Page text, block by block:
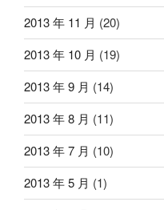
2013 年 11 月 (20)
2013 年 10 月 (19)
2013 年 9 月 (14)
2013 年 8 月 (11)
2013 年 7 月 (10)
2013 年 5 月 (1)